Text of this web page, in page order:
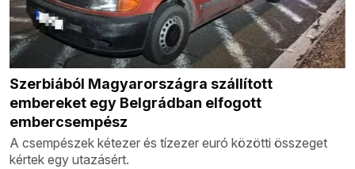
Szerbiából Magyarországra szállított
embereket egy Belgrádban elfogott
embercsempész
A csempészek kétezer és tízezer euró közötti összeget
kértek egy utazásért.